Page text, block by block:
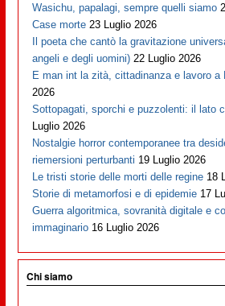
Wasichu, papalagi, sempre quelli siamo
Case morte 23 Luglio 2026
Il poeta che cantò la gravitazione
angeli e degli uomini) 22 Luglio 2026
E man int la zità, cittadinanza e lavoro a
2026
Sottopagati, sporchi e puzzolenti: il lato
Luglio 2026
Nostalgie horror contemporanee tra
riemersioni perturbanti 19 Luglio 2026
Le tristi storie delle morti delle regine 18
Storie di metamorfosi e di epidemie 17
Guerra algoritmica, sovranità digitale e
immaginario 16 Luglio 2026
Chi siamo